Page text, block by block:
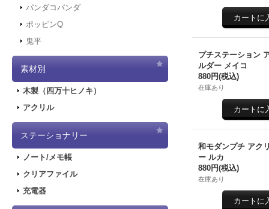
パンダコパンダ
ポッピンQ
鬼平
素材別
木製（四万十ヒノキ）
アクリル
ステーショナリー
ノート/メモ帳
クリアファイル
充電器
プチステーション
ルダー メイコ
880円(税込)
在庫あり
和モダンプチ アク
ー ルカ
880円(税込)
在庫あり